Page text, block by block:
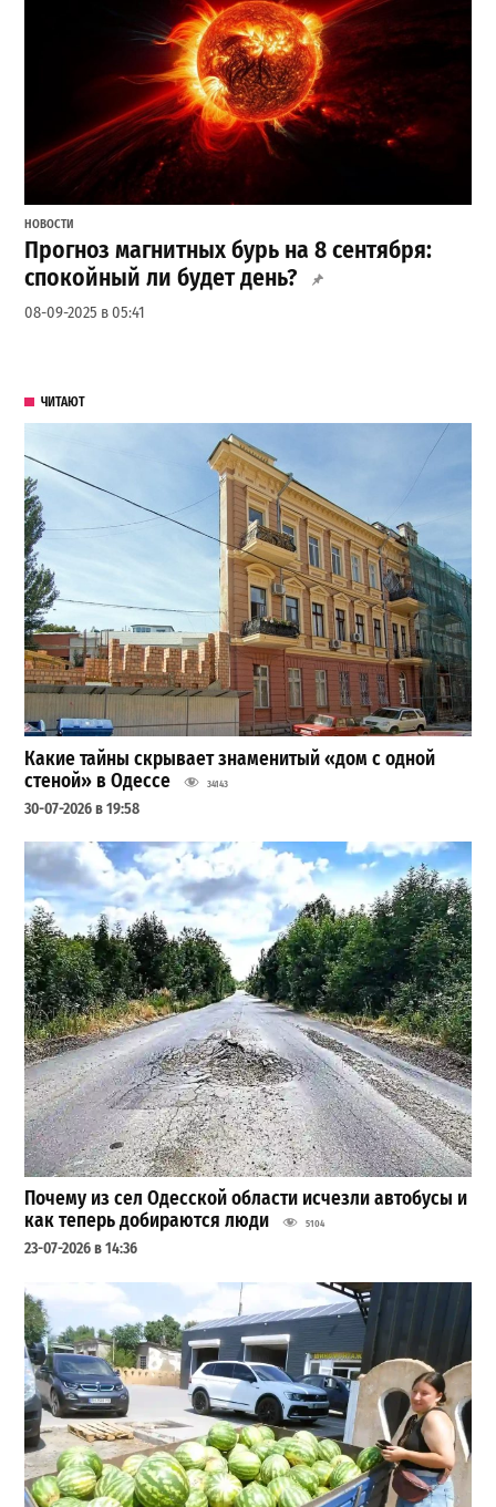
НОВОСТИ
Прогноз магнитных бурь на 8 сентября:
спокойный ли будет день?
08-09-2025 в 05:41
ЧИТАЮТ
Какие тайны скрывает знаменитый «дом с одной
стеной» в Одессе
34143
30-07-2026 в 19:58
Почему из сел Одесской области исчезли автобусы и
как теперь добираются люди
5104
23-07-2026 в 14:36